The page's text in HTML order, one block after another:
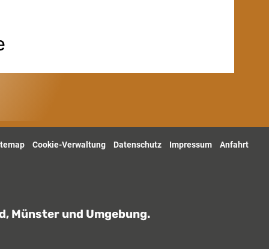
Cookie-Verwaltung Datenschutz Impressum Anfahrt
Münster und Umgebung.